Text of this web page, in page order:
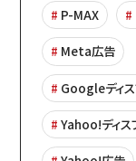
P-MAX
Meta広告
Googleディス
Yahoo!ディス